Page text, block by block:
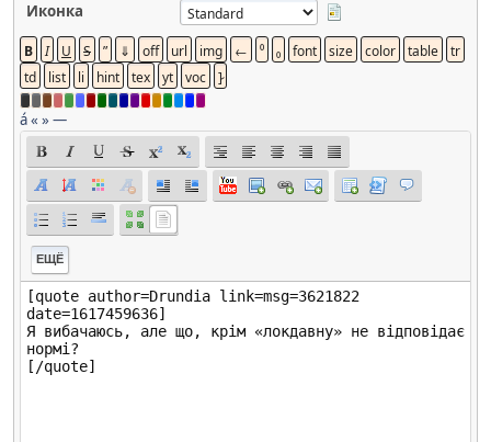
Иконка
á« »—
ЕЩЁ